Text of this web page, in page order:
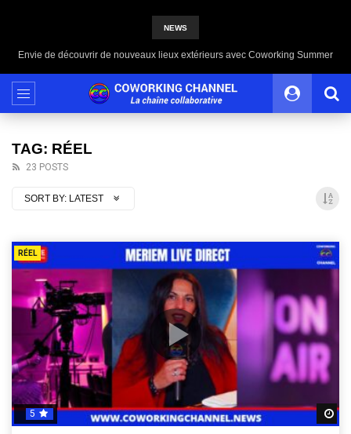
NEWS
Envie de découvrir de nouveaux lieux extérieurs avec Coworking Summer
TAG: RÉEL
23 POSTS
SORT BY: LATEST
RÉEL
5